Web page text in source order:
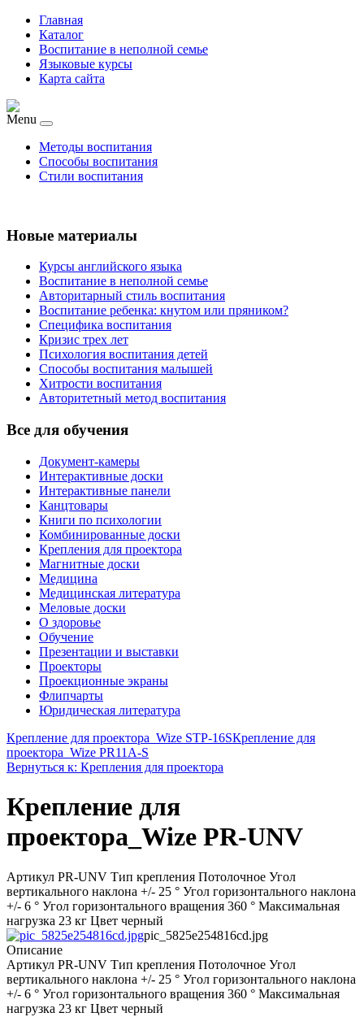
Главная
Каталог
Воспитание в неполной семье
Языковые курсы
Карта сайта
Menu
Методы воспитания
Способы воспитания
Стили воспитания
Новые материалы
Курсы английского языка
Воспитание в неполной семье
Авторитарный стиль воспитания
Воспитание ребенка: кнутом или пряником?
Специфика воспитания
Кризис трех лет
Психология воспитания детей
Способы воспитания малышей
Хитрости воспитания
Авторитетный метод воспитания
Все для обучения
Документ-камеры
Интерактивные доски
Интерактивные панели
Канцтовары
Книги по психологии
Комбинированные доски
Крепления для проектора
Магнитные доски
Медицина
Медицинская литература
Меловые доски
О здоровье
Обучение
Презентации и выставки
Проекторы
Проекционные экраны
Флипчарты
Юридическая литература
Крепление для проектора_Wize STP-16SКрепление для
проектора_Wize PR11A-S
Вернуться к: Крепления для проектора
Крепление для
проектора_Wize PR-UNV
Артикул PR-UNV Тип крепления Потолочное Угол
вертикального наклона +/- 25 ° Угол горизонтального наклона
+/- 6 ° Угол горизонтального вращения 360 ° Максимальная
нагрузка 23 кг Цвет черный
pic_5825e254816cd.jpg
Описание
Артикул PR-UNV Тип крепления Потолочное Угол
вертикального наклона +/- 25 ° Угол горизонтального наклона
+/- 6 ° Угол горизонтального вращения 360 ° Максимальная
нагрузка 23 кг Цвет черный